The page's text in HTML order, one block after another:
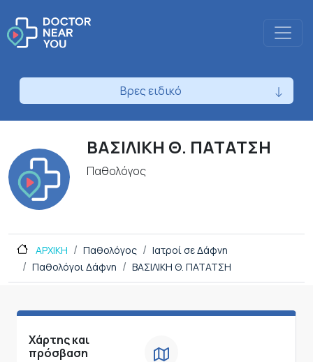
Βρες ειδικό
ΒΑΣΙΛΙΚΗ Θ. ΠΑΤΑΤΣΗ
Παθολόγος
ΑΡΧΙΚΗ Παθολόγος
Ιατροί σε Δάφνη
Παθολόγοι Δάφνη
ΒΑΣΙΛΙΚΗ Θ. ΠΑΤΑΤΣΗ
Χάρτης και
πρόσβαση